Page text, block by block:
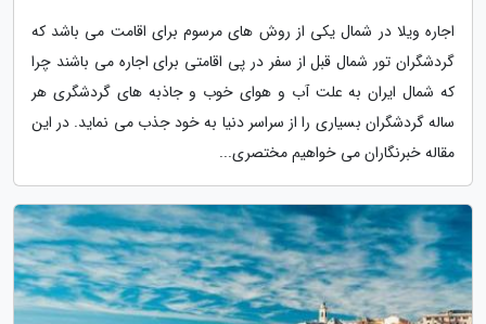
اجاره ویلا در شمال یکی از روش های مرسوم برای اقامت می باشد که
گردشگران تور شمال قبل از سفر در پی اقامتی برای اجاره می باشند چرا
که شمال ایران به علت آب و هوای خوب و جاذبه های گردشگری هر
ساله گردشگران بسیاری را از سراسر دنیا به خود جذب می نماید. در این
مقاله خبرنگاران می خواهیم مختصری...